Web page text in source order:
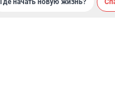
Где начать новую жизнь?